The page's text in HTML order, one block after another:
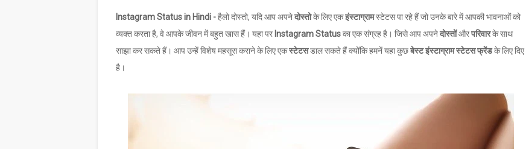
Instagram Status in Hindi -हैलो दोस्तो, यदि आप अपनेदोस्तोके लिए एकइंस्टाग्रामस्टेटस पा रहे हैं जो उनके बारे में आपकी भावनाओं को
व्यक्त करता है, वे आपके जीवन में बहुत खास हैं। यहा पर Instagram Statusका एक संग्रह है। जिसे आप अपनेदोस्तोंऔरपरिवारके साथ
साझा कर सकते हैं। आप उन्हें विशेष महसूस कराने के लिए एकस्टेटसडाल सकते हैं क्योंकि हमनें यहा कुछबेस्ट इंस्टाग्राम स्टेटस फ्रेंडके लिए दिए
है।